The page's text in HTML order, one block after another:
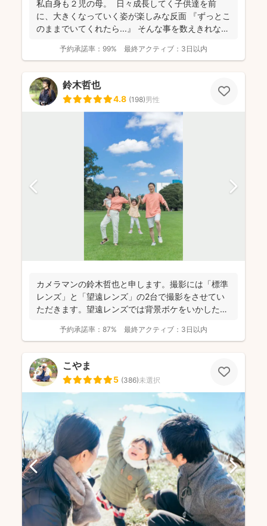
私自身も２児の母。 日々成長してく子供達を前
に、大きくなっていく姿が楽しみな反面 『ずっとこ
のままでいてくれたら...』 そんな事を数えきれな
予約承諾率： 99% 最終アクティブ： 3日以内
鈴木哲也
4.8 (198)男性
カメラマンの鈴木哲也と申します。撮影には「標準
レンズ」と「望遠レンズ」の2台で撮影をさせてい
ただきます。望遠レンズでは背景ボケをいかしたお
予約承諾率： 87% 最終アクティブ： 3日以内
こやま
5 (386)未選択